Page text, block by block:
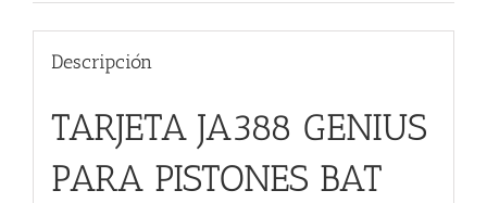
Descripción
TARJETA JA388 GENIUS
PARA PISTONES BAT